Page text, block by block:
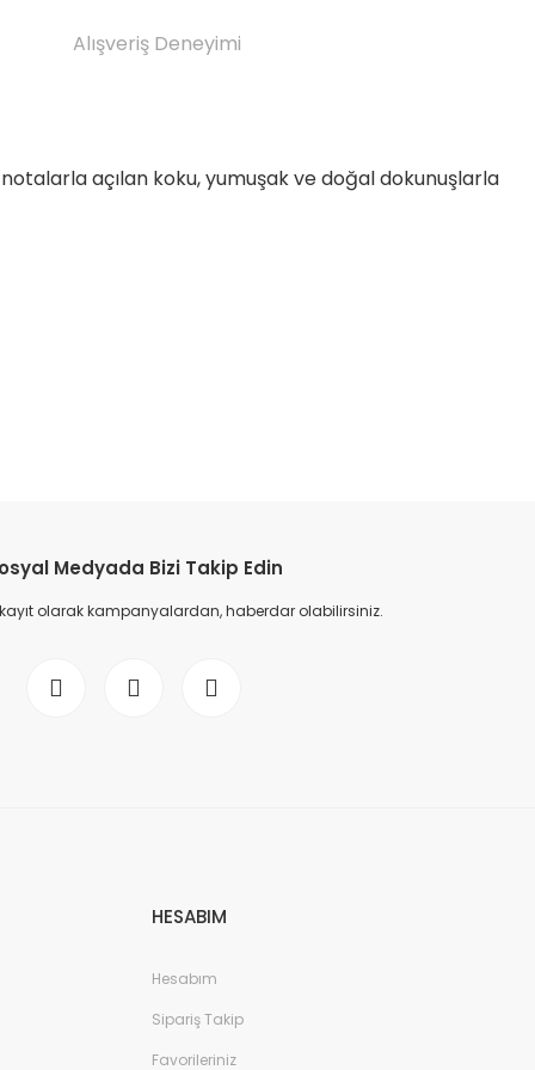
Alışveriş Deneyimi
açılan koku, yumuşak ve doğal dokunuşlarla
Medyada Bizi Takip Edin
olarak kampanyalardan, haberdar olabilirsiniz.
HESABIM
Hesabım
Sipariş Takip
Favorileriniz